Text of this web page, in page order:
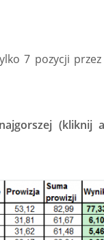
7 pozycji
(kliknij